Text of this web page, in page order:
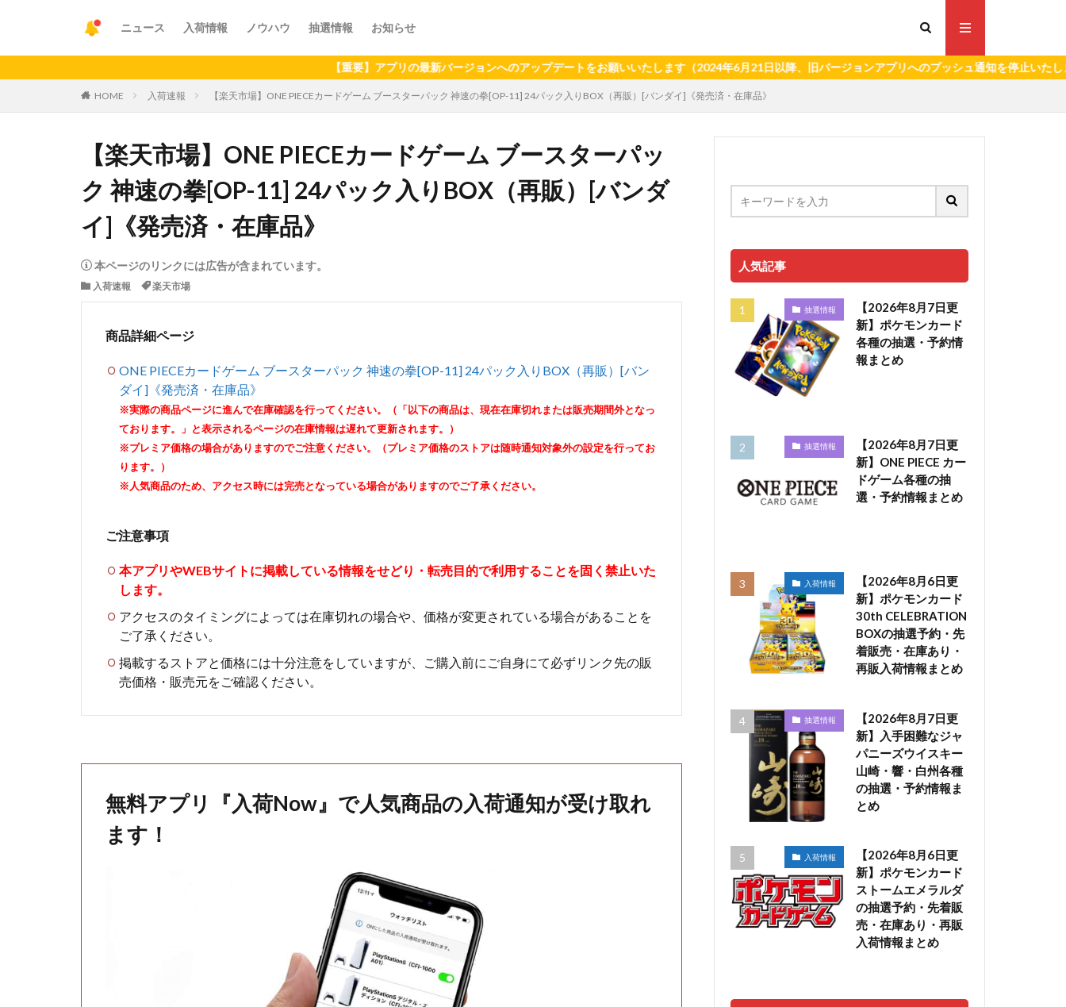
ニュース 入荷情報 ノウハウ 抽選情報 お知らせ
【重要】アプリの最新バージョンへのアップデートをお願いいたします（2024年6月21日以降、旧バージョンアプリへのプッシュ通知を停止いたします。）
HOME 入荷速報 【楽天市場】ONE PIECEカードゲーム ブースターパック 神速の拳[OP-11] 24パック入りBOX（再販）[バンダイ]《発売済・在庫品》
【楽天市場】ONE PIECEカードゲーム ブースターパッ
ク 神速の拳[OP-11] 24パック入りBOX（再販）[バンダ
イ]《発売済・在庫品》
本ページのリンクには広告が含まれています。
入荷速報 楽天市場
商品詳細ページ
ONE PIECEカードゲーム ブースターパック 神速の拳[OP-11] 24パック入りBOX（再販）[バン
ダイ]《発売済・在庫品》
※実際の商品ページに進んで在庫確認を行ってください。（「以下の商品は、現在在庫切れまたは販売期間外となっ
ております。」と表示されるページの在庫情報は遅れて更新されます。）
※プレミア価格の場合がありますのでご注意ください。（プレミア価格のストアは随時通知対象外の設定を行ってお
ります。）
※人気商品のため、アクセス時には完売となっている場合がありますのでご了承ください。
ご注意事項
本アプリやWEBサイトに掲載している情報をせどり・転売目的で利用することを固く禁止いた
します。
アクセスのタイミングによっては在庫切れの場合や、価格が変更されている場合があることを
ご了承ください。
掲載するストアと価格には十分注意をしていますが、ご購入前にご自身にて必ずリンク先の販
売価格・販売元をご確認ください。
無料アプリ『入荷Now』で人気商品の入荷通知が受け取れ
ます！
人気記事
抽選情報
【2026年8月7日更
新】ポケモンカード
各種の抽選・予約情
報まとめ
抽選情報
【2026年8月7日更
新】ONE PIECE カー
ドゲーム各種の抽
選・予約情報まとめ
入荷情報
【2026年8月6日更
新】ポケモンカード
30th CELEBRATION
BOXの抽選予約・先
着販売・在庫あり・
再販入荷情報まとめ
抽選情報
【2026年8月7日更
新】入手困難なジャ
パニーズウイスキー
山崎・響・白州各種
の抽選・予約情報ま
とめ
入荷情報
【2026年8月6日更
新】ポケモンカード
ストームエメラルダ
の抽選予約・先着販
売・在庫あり・再販
入荷情報まとめ